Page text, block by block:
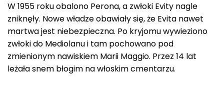
W 1955 roku obalono Perona, a zwłoki Evity nagle
zniknęły. Nowe władze obawiały się, że Evita nawet
martwa jest niebezpieczna. Po kryjomu wywieziono
zwłoki do Mediolanu i tam pochowano pod
zmienionym nawiskiem Marii Maggio. Przez 14 lat
leżała snem błogim na włoskim cmentarzu.